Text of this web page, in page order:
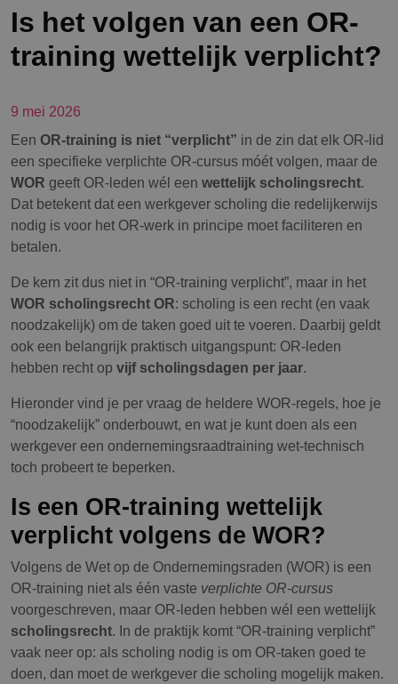
Is het volgen van een OR-
training wettelijk verplicht?
9 mei 2026
Een OR-training is niet “verplicht” in de zin dat elk OR-lid
een specifieke verplichte OR-cursus móét volgen, maar de
WOR geeft OR-leden wél een wettelijk scholingsrecht.
Dat betekent dat een werkgever scholing die redelijkerwijs
nodig is voor het OR-werk in principe moet faciliteren en
betalen.
De kern zit dus niet in “OR-training verplicht”, maar in het
WOR scholingsrecht OR: scholing is een recht (en vaak
noodzakelijk) om de taken goed uit te voeren. Daarbij geldt
ook een belangrijk praktisch uitgangspunt: OR-leden
hebben recht op vijf scholingsdagen per jaar.
Hieronder vind je per vraag de heldere WOR-regels, hoe je
“noodzakelijk” onderbouwt, en wat je kunt doen als een
werkgever een ondernemingsraadtraining wet-technisch
toch probeert te beperken.
Is een OR-training wettelijk
verplicht volgens de WOR?
Volgens de Wet op de Ondernemingsraden (WOR) is een
OR-training niet als één vaste verplichte OR-cursus
voorgeschreven, maar OR-leden hebben wél een wettelijk
scholingsrecht. In de praktijk komt “OR-training verplicht”
vaak neer op: als scholing nodig is om OR-taken goed te
doen, dan moet de werkgever die scholing mogelijk maken.